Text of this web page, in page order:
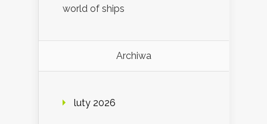
world of ships
Archiwa
luty 2026